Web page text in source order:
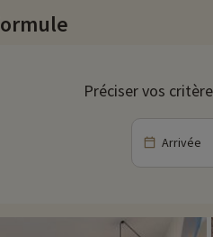
Préciser vos
Arrivée